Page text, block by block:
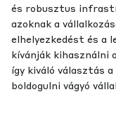
és robusztus
azoknak a
elhelyezkedést és a
kívánják kihasználni
így kiváló választás
boldogulni vágyó